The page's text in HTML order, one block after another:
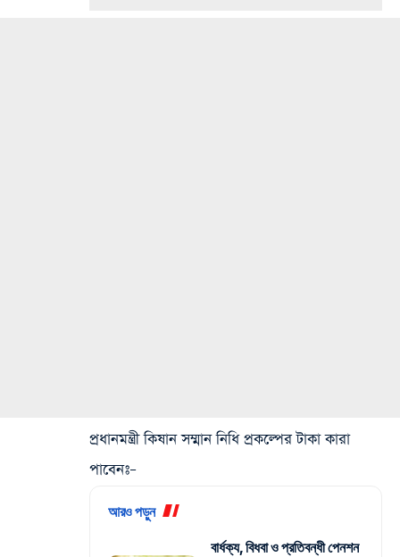
প্রধানমন্ত্রী কিষান সম্মান নিধি প্রকল্পের টাকা কারা
পাবেনঃ–
আরও পড়ুন
বার্ধক্য, বিধবা ও প্রতিবন্ধী পেনশন